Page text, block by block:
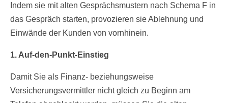
Indem sie mit alten Gesprächsmustern nach Schema F in
das Gespräch starten, provozieren sie Ablehnung und
Einwände der Kunden von vornhinein.
1. Auf-den-Punkt-Einstieg
Damit Sie als Finanz- beziehungsweise
Versicherungsvermittler nicht gleich zu Beginn am